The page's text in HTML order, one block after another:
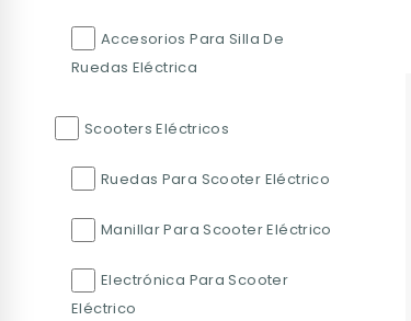
Accesorios Para Silla De
Ruedas Eléctrica
Scooters Eléctricos
Ruedas Para Scooter Eléctrico
Manillar Para Scooter Eléctrico
Electrónica Para Scooter
Eléctrico